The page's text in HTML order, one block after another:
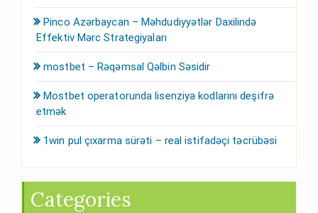
Pinco Azərbaycan – Məhdudiyyətlər Daxilində
Effektiv Mərc Strategiyaları
mostbet – Rəqəmsal Qəlbin Səsidir
Mostbet operatorunda lisenziya kodlarını deşifrə
etmək
1win pul çıxarma sürəti – real istifadəçi təcrübəsi
Categories